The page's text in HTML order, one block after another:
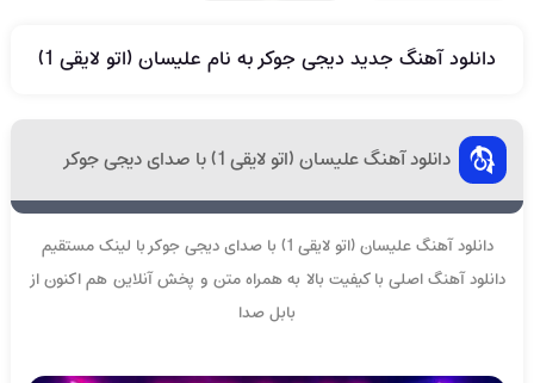
دانلود آهنگ جدید دیجی جوکر به نام علیسان (اتو لایقی 1)
دانلود آهنگ علیسان (اتو لایقی 1) با صدای دیجی جوکر
دانلود آهنگ علیسان (اتو لایقی 1) با صدای دیجی جوکر با لینک مستقیم
دانلود آهنگ اصلی با کیفیت بالا به همراه متن و پخش آنلاین هم اکنون از
بابل صدا